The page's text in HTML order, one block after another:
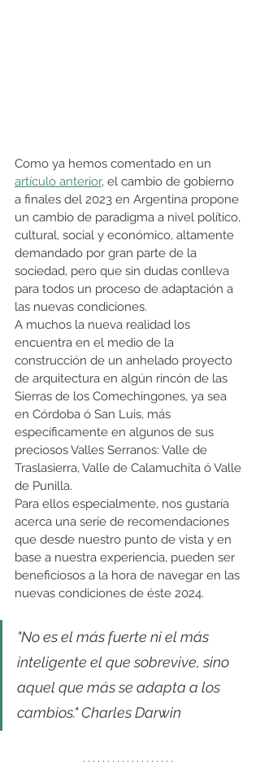
Como ya hemos comentado en un
artículo anterior, el cambio de gobierno
a finales del 2023 en Argentina propone
un cambio de paradigma a nivel político,
cultural, social y económico, altamente
demandado por gran parte de la
sociedad, pero que sin dudas conlleva
para todos un proceso de adaptación a
las nuevas condiciones.
A muchos la nueva realidad los
encuentra en el medio de la
construcción de un anhelado proyecto
de arquitectura en algún rincón de las
Sierras de los Comechingones, ya sea
en Córdoba ó San Luis, más
específicamente en algunos de sus
preciosos Valles Serranos: Valle de
Traslasierra, Valle de Calamuchita ó Valle
de Punilla.
Para ellos especialmente, nos gustaría
acerca una serie de recomendaciones
que desde nuestro punto de vista y en
base a nuestra experiencia, pueden ser
beneficiosos a la hora de navegar en las
nuevas condiciones de éste 2024.
"No es el más fuerte ni el más
inteligente el que sobrevive, sino
aquel que más se adapta a los
cambios." Charles Darwin